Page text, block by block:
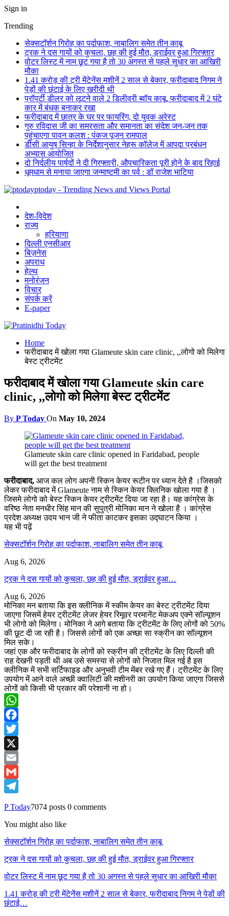
Sign in
Trending
सेक्सटॉर्शन गिरोह का पर्दाफाश, नाबालिग समेत तीन काबू
ट्रक ने दस गायों को कुचला, छह की हुई मौत, ड्राईवर हुआ गिरफ्तार
वोटर लिस्ट में नाम छूट गया है तो 30 अगस्त से पहले सुधार का आखिरी
मौका
1.41 करोड़ की ट्री मेंटेनेंस मशीनें 2 साल से बेकार, फरीदाबाद निगम ने
पेड़ों की छंटाई के लिए खरीदी थी
प्रॉपर्टी डीलर को लूटने वाले 2 डिलीवरी ब्वॉय काबू, फरीदाबाद में 2 घंटे
कार में बंधक बनाकर रखा
फरीदाबाद में छात्र के घर पर फायरिंग, दो युवक अरेस्ट
गुरु रविदास जी का समरसता और समानता का संदेश जन-जन तक
पहुंचाएगा पावन कलश : पंकज पूजन रामपाल
डीसी आयुष सिन्हा के निर्देशानुसार नेहरू कॉलेज में आपदा प्रबंधन
अभ्यास आयोजित
दो निर्दलीय पार्षदों ने दी गिरफ्तारी, औपचारिकता पूरी होने के बाद रिहाई
धूमधाम से मनाया जाएगा जन्माष्टमी का पर्व : डॉ राजेश भाटिया
ptoday - Trending News and Views Portal
देश-विदेश
राज्य
हरियाणा
दिल्ली एनसीआर
बिज़नेस
अपराध
हेल्थ
मनोरंजन
विचार
संपर्क करें
E-paper
Home
फरीदाबाद में खोला गया Glameute skin care clinic, ,,लोगो को मिलेगा
बेस्ट ट्रीटमेंट
फरीदाबाद में खोला गया Glameute skin care
clinic, ,,लोगो को मिलेगा बेस्ट ट्रीटमेंट
By P Today On May 10, 2024
Glameute skin care clinic opened in Faridabad, people
will get the best treatment
फरीदाबाद, आज कल लोग अपनी स्किन केयर रूटीन पर ध्यान देते है ।जिसको
लेकर फरीदाबाद में Glameute नाम से स्किन केयर क्लिनिक खोला गया है ।
जिसमे लोगो को बेस्ट स्किन केयर ट्रीटमेंट दिया जा रहा है। यह कांग्रेस के
वरिष्ठ नेता मनधीर सिंह मान की सुपुत्री मोनिका मान ने खोला है । कांग्रेस
प्रदेश अध्यक्ष उदय भान जी ने फीता काटकर इसका उद्घाटन किया ।
यह भी पढ़ें
सेक्सटॉर्शन गिरोह का पर्दाफाश, नाबालिग समेत तीन काबू
Aug 6, 2026
ट्रक ने दस गायों को कुचला, छह की हुई मौत, ड्राईवर हुआ…
Aug 6, 2026
मोनिका मन बताया कि इस क्लीनिक में स्कीम केयर का बेस्ट ट्रीटमेंट दिया
जाएगा जिसमें हेयर ट्रीटमेंट लेजर हेयर रिमूवर परमानेंट मेकअप एक्ने सॉल्यूशन
भी लोगो को मिलेगा। मोनिका ने आगे बताया कि ट्रीटमेंट के लिए लोगों को 50%
की छूट दी जा रही है। जिससे लोगों को एक अच्छा सा स्क्रीन का सॉल्यूशन
मिल सके।
जहां एक और फरीदाबाद के लोगों को स्क्रीन की ट्रीटमेंट के लिए दिल्ली की
राह देखनी पड़ती थी अब उसे समस्या से लोगों को निजात मिल गई है इस
क्लीनिक में सभी सर्टिफाइड और अनुभवी टीम मेंबर रखे गए हैं। ट्रीटमेंट के लिए
उपयोग में आने वाले अच्छी क्वालिटी की मशीनरी का उपयोग किया जाएगा जिससे
लोगों को किसी भी प्रकार की परेशानी ना हो।
WhatsApp
Facebook
Twitter
X
Email
Gmail
P Today7074 posts 0 comments
You might also like
सेक्सटॉर्शन गिरोह का पर्दाफाश, नाबालिग समेत तीन काबू
ट्रक ने दस गायों को कुचला, छह की हुई मौत, ड्राईवर हुआ गिरफ्तार
वोटर लिस्ट में नाम छूट गया है तो 30 अगस्त से पहले सुधार का आखिरी मौका
1.41 करोड़ की ट्री मेंटेनेंस मशीनें 2 साल से बेकार, फरीदाबाद निगम ने पेड़ों की
छंटाई…